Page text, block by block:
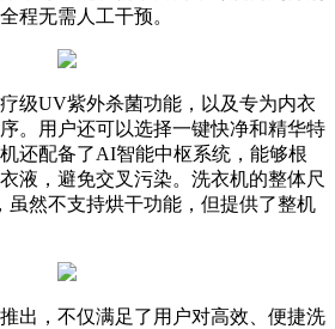
程无需人工干预。
级UV紫外杀菌功能，以及专为内衣
。用户还可以选择一键快净和精华特
还配备了AI智能中枢系统，能够根
液，避免交叉污染。洗衣机的整体尺
虽然不支持烘干功能，但提供了整机
出，不仅满足了用户对高效、便捷洗